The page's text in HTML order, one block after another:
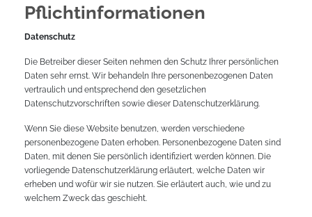
Pflicht­informationen
Datenschutz
Die Betreiber dieser Seiten nehmen den Schutz Ihrer persönlichen
Daten sehr ernst. Wir behandeln Ihre personenbezogenen Daten
vertraulich und entsprechend den gesetzlichen
Datenschutzvorschriften sowie dieser Datenschutzerklärung.
Wenn Sie diese Website benutzen, werden verschiedene
personenbezogene Daten erhoben. Personenbezogene Daten sind
Daten, mit denen Sie persönlich identifiziert werden können. Die
vorliegende Datenschutzerklärung erläutert, welche Daten wir
erheben und wofür wir sie nutzen. Sie erläutert auch, wie und zu
welchem Zweck das geschieht.